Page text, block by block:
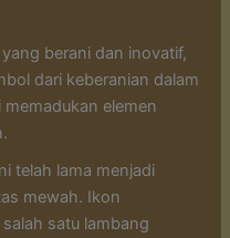
berani dan inovatif,
dari keberanian dalam
elemen
telah lama menjadi
mewah. Ikon
satu lambang